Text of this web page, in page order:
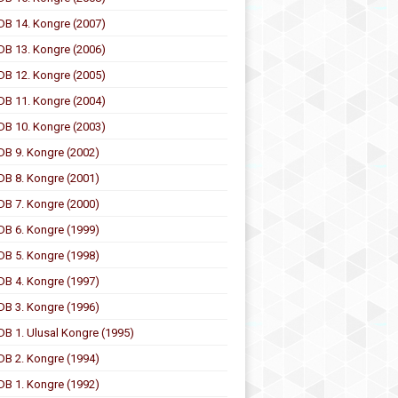
14. Kongre (2007)
13. Kongre (2006)
12. Kongre (2005)
11. Kongre (2004)
10. Kongre (2003)
9. Kongre (2002)
8. Kongre (2001)
7. Kongre (2000)
6. Kongre (1999)
5. Kongre (1998)
4. Kongre (1997)
3. Kongre (1996)
1. Ulusal Kongre (1995)
2. Kongre (1994)
1. Kongre (1992)